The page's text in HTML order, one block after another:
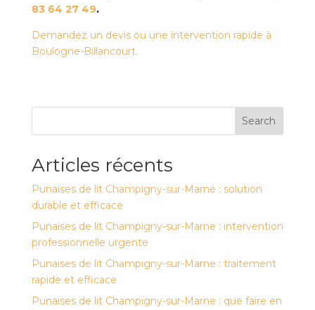
83 64 27 49.
Demandez un devis ou une intervention rapide à
Boulogne-Billancourt.
Search
Articles récents
Punaises de lit Champigny-sur-Marne : solution
durable et efficace
Punaises de lit Champigny-sur-Marne : intervention
professionnelle urgente
Punaises de lit Champigny-sur-Marne : traitement
rapide et efficace
Punaises de lit Champigny-sur-Marne : que faire en